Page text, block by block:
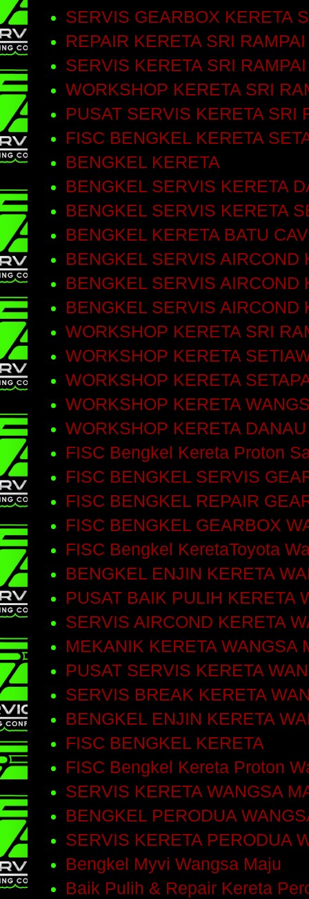
SERVIS GEARBOX KERETA
REPAIR KERETA SRI RAMPAI
SERVIS KERETA SRI RAMPAI
WORKSHOP KERETA SRI
PUSAT SERVIS KERETA SRI
FISC BENGKEL KERETA
BENGKEL KERETA
BENGKEL SERVIS KERETA
BENGKEL SERVIS KERETA
BENGKEL KERETA BATU
BENGKEL SERVIS AIRCOND
BENGKEL SERVIS AIRCOND
BENGKEL SERVIS AIRCOND
WORKSHOP KERETA SRI
WORKSHOP KERETA
WORKSHOP KERETA
WORKSHOP KERETA
WORKSHOP KERETA
FISC Bengkel Kereta Proton
FISC BENGKEL SERVIS
FISC BENGKEL REPAIR
FISC BENGKEL GEARBOX
FISC Bengkel KeretaToyota
BENGKEL ENJIN KERETA
PUSAT BAIK PULIH KERETA
SERVIS AIRCOND KERETA
MEKANIK KERETA WANGSA
PUSAT SERVIS KERETA
SERVIS BREAK KERETA
BENGKEL ENJIN KERETA
FISC BENGKEL KERETA
FISC Bengkel Kereta Proton
SERVIS KERETA WANGSA
BENGKEL PERODUA
SERVIS KERETA PERODUA
Bengkel Myvi Wangsa Maju
Baik Pulih & Repair Kereta